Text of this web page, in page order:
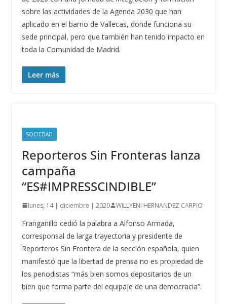
sobre las actividades de la Agenda 2030 que han
aplicado en el barrio de Vallecas, donde funciona su
sede principal, pero que también han tenido impacto en
toda la Comunidad de Madrid.
Leer más
SOCIEDAD
Reporteros Sin Fronteras lanza
campaña
“ES#IMPRESSCINDIBLE”
lunes, 14 | diciembre | 2020 WILLYENI HERNANDEZ CARPIO
Franganillo cedió la palabra a Alfonso Armada,
corresponsal de larga trayectoria y presidente de
Reporteros Sin Frontera de la sección española, quien
manifestó que la libertad de prensa no es propiedad de
los periodistas “más bien somos depositarios de un
bien que forma parte del equipaje de una democracia”.